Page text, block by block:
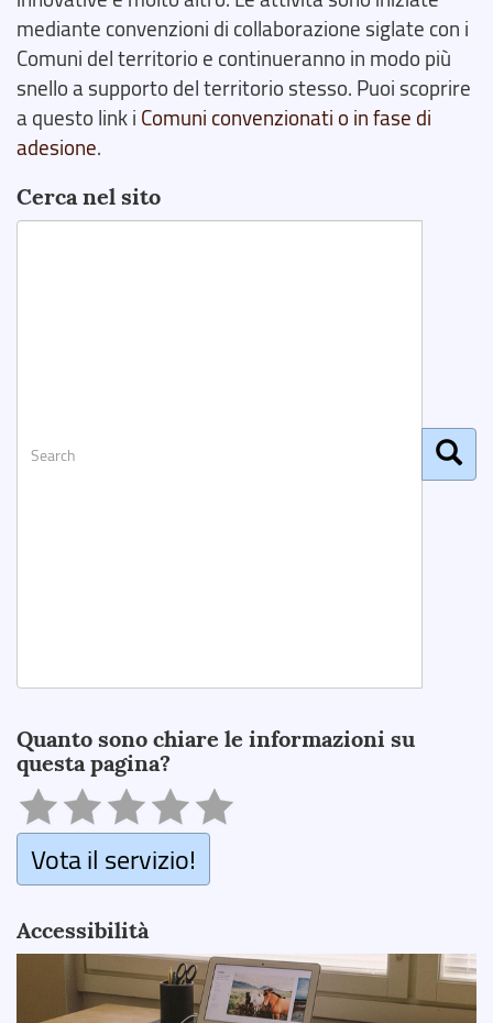
mediante convenzioni di collaborazione siglate con i
Comuni del territorio e continueranno in modo più
snello a supporto del territorio stesso. Puoi scoprire
a questo link i Comuni convenzionati o in fase di
adesione.
Cerca nel sito
Quanto sono chiare le informazioni su
questa pagina?
Vota il servizio!
Accessibilità